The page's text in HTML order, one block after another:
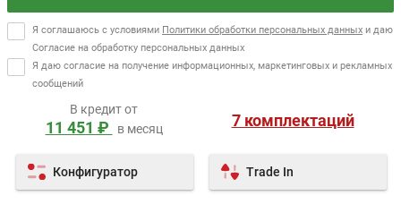
Я соглашаюсь с условиями Политики обработки персональных данных и даю
Согласие на обработку персональных данных
Я даю согласие на получение информационных, маркетинговых и рекламных
сообщений
7 комплектаций
Конфигуратор Trade In
В кредит от
11 451 ₽ в месяц